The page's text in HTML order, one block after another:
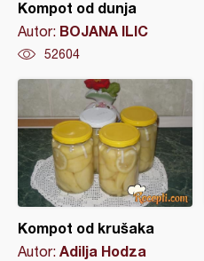
Kompot od dunja
Autor: BOJANA ILIC
52604
Kompot od krušaka
Autor: Adilja Hodza